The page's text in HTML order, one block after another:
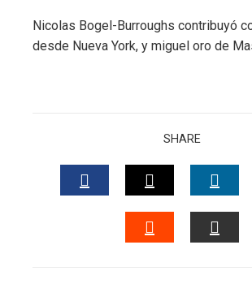
Nicolas Bogel-Burroughs contribuyó
desde Nueva York, y miguel oro de
SHARE
FACEBOOKTWITTER